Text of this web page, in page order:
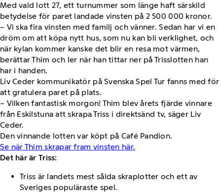
Med vald lott 27, ett turnummer som länge haft särskild
betydelse för paret landade vinsten på 2 500 000 kronor.
– Vi ska fira vinsten med familj och vänner. Sedan har vi en
dröm om att köpa nytt hus, som nu kan bli verklighet, och
när kylan kommer kanske det blir en resa mot värmen,
berättar Thim och ler när han tittar ner på Trisslotten han
har i handen.
Liv Ceder kommunikatör på Svenska Spel Tur fanns med för
att gratulera paret på plats.
– Vilken fantastisk morgon! Thim blev årets fjärde vinnare
från Eskilstuna att skrapa Triss i direktsänd tv, säger Liv
Ceder.
Den vinnande lotten var köpt på Café Pandion.
Se när Thim skrapar fram vinsten här.
Det här är Triss:
Triss är landets mest sålda skraplotter och ett av
Sveriges populäraste spel.